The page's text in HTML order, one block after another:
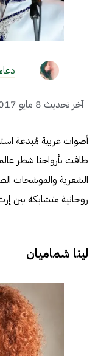
آخر تحديث 8 مايو 2017
أصوات عربية مُبدعة
طافت بأرواحنا شطر
الشعرية والموشحات
روحانية متشابكة بين
لينا شماميان